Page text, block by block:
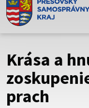
Doména psk.sk je
Toto je oficiálna
Táto stránka je
Buďte pozorní a vždy
cez zabezpečenú
Krása a
prach